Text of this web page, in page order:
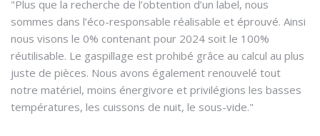
"Plus que la recherche de l’obtention d’un label, nous
sommes dans l’éco-responsable réalisable et éprouvé. Ainsi
nous visons le 0% contenant pour 2024 soit le 100%
réutilisable. Le gaspillage est prohibé grâce au calcul au plus
juste de pièces. Nous avons également renouvelé tout
notre matériel, moins énergivore et privilégions les basses
températures, les cuissons de nuit, le sous-vide."